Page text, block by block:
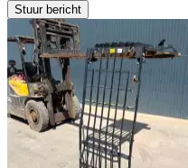
Stuur bericht